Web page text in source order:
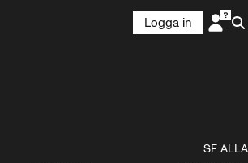
Logga in
SE ALLA